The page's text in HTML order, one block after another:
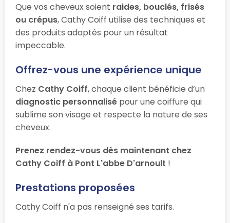
Que vos cheveux soient raides, bouclés, frisés
ou crépus, Cathy Coiff utilise des techniques et
des produits adaptés pour un résultat
impeccable.
Offrez-vous une expérience unique
Chez Cathy Coiff, chaque client bénéficie d’un
diagnostic personnalisé pour une coiffure qui
sublime son visage et respecte la nature de ses
cheveux.
Prenez rendez-vous dès maintenant chez
Cathy Coiff à Pont L'abbe D'arnoult !
Prestations proposées
Cathy Coiff n'a pas renseigné ses tarifs.